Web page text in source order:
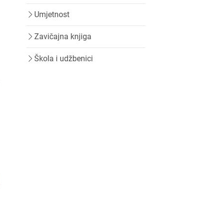
Umjetnost
Zavičajna knjiga
Škola i udžbenici